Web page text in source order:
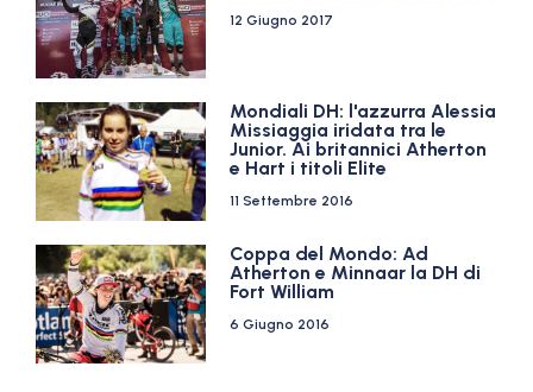
12 Giugno 2017
Mondiali DH: l'azzurra Alessia
Missiaggia iridata tra le
Junior. Ai britannici Atherton
e Hart i titoli Elite
11 Settembre 2016
Coppa del Mondo: Ad
Atherton e Minnaar la DH di
Fort William
6 Giugno 2016